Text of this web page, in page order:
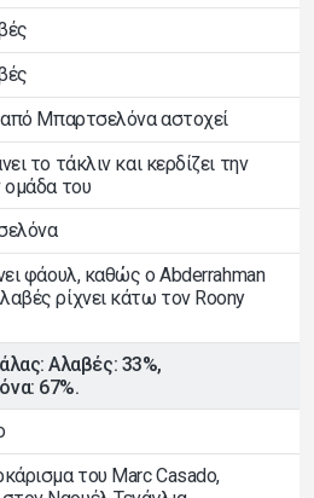
από Μπαρτσελόνα αστοχεί
το τάκλιν και κερδίζει την
ομάδα του
φάουλ, καθώς ο Abderrahman
ρίχνει κάτω τον Roony
Αλαβές: 33%,
67%.
του Marc Casado,